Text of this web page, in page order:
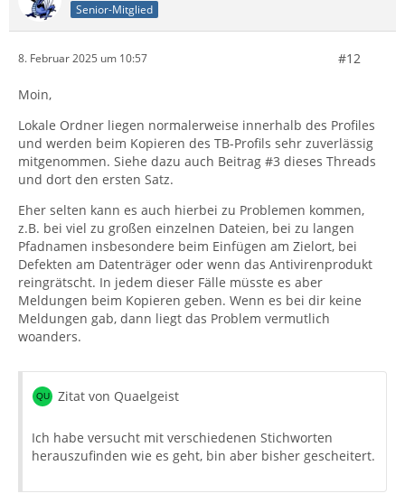
Senior-Mitglied
8. Februar 2025 um 10:57 #12
Moin,
Lokale Ordner liegen normalerweise innerhalb des Profiles
und werden beim Kopieren des TB-Profils sehr zuverlässig
mitgenommen. Siehe dazu auch Beitrag #3 dieses Threads
und dort den ersten Satz.
Eher selten kann es auch hierbei zu Problemen kommen,
z.B. bei viel zu großen einzelnen Dateien, bei zu langen
Pfadnamen insbesondere beim Einfügen am Zielort, bei
Defekten am Datenträger oder wenn das Antivirenprodukt
reingrätscht. In jedem dieser Fälle müsste es aber
Meldungen beim Kopieren geben. Wenn es bei dir keine
Meldungen gab, dann liegt das Problem vermutlich
woanders.
Zitat von Quaelgeist
Ich habe versucht mit verschiedenen Stichworten
herauszufinden wie es geht, bin aber bisher gescheitert.